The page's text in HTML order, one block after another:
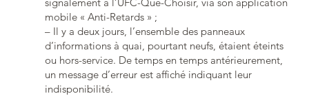
mobile « Anti-Retards » ;
– Il y a deux jours, l’ensemble des panneaux
d’informations à quai, pourtant neufs, étaient éteints
ou hors-service. De temps en temps antérieurement,
un message d’erreur est affiché indiquant leur
indisponibilité.